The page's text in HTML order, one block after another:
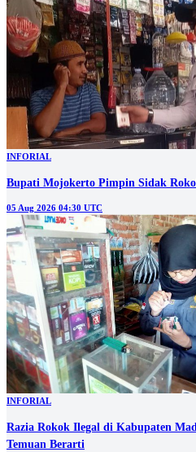
INFORIAL
Bupati Mojokerto Pimpin Sidak
05 Aug 2026 04:30 UTC
INFORIAL
Razia Rokok Ilegal di Kabupaten
Temuan Berarti